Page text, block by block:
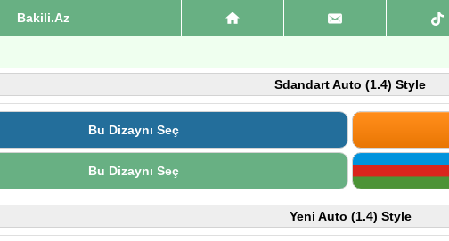
Bakili.Az
Sdandart Auto (1.4) Style
Bu Dizaynı Seç
Bu Dizaynı Seç
Yeni Auto (1.4) Style